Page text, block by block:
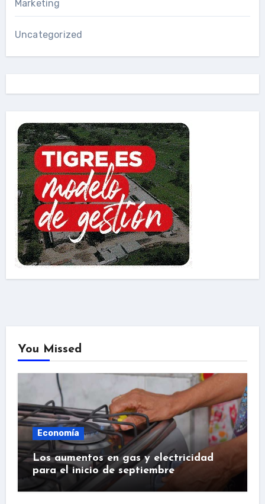
Marketing
Uncategorized
You Missed
Economía
Los aumentos en gas y electricidad
para el inicio de septiembre